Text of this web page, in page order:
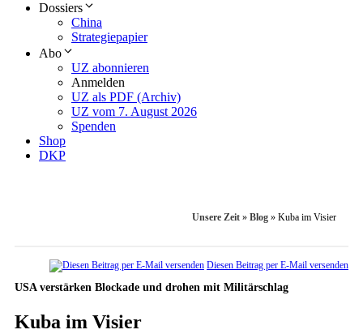
Dossiers
China
Strategiepapier
Abo
UZ abonnieren
Anmelden
UZ als PDF (Archiv)
UZ vom 7. August 2026
Spenden
Shop
DKP
Unsere Zeit » Blog » Kuba im Visier
Diesen Beitrag per E-Mail versenden
USA verstärken Blockade und drohen mit Militärschlag
Kuba im Visier